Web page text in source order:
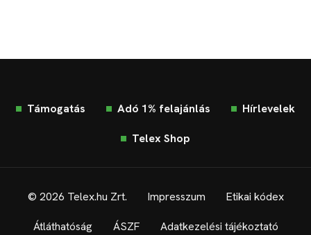
Támogatás Adó 1% felajánlás Hírlevelek
Telex Shop
© 2026 Telex.hu Zrt. Impresszum Etikai kódex
Átláthatóság ÁSZF Adatkezelési tájékoztató